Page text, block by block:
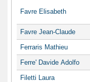
Favre Elisabeth
Favre Jean-Claude
Ferraris Mathieu
Ferre' Davide Adolfo
Filetti Laura